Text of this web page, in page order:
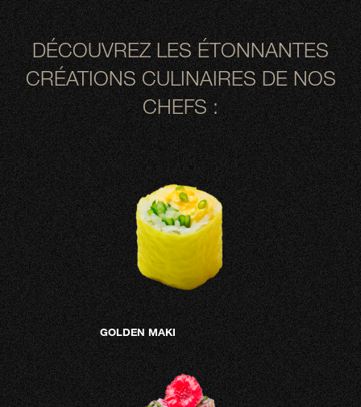
DÉCOUVREZ LES ÉTONNANTES
CRÉATIONS CULINAIRES DE NOS
CHEFS :
GOLDEN MAKI